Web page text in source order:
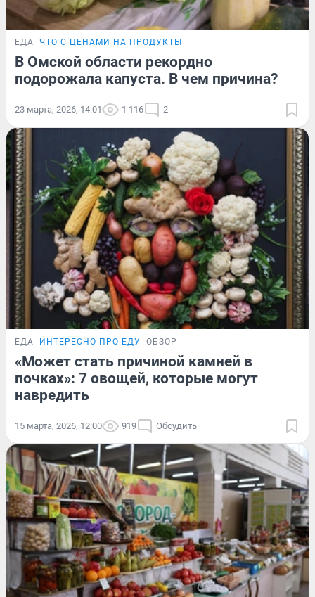
ЕДА ЧТО С ЦЕНАМИ НА ПРОДУКТЫ
В Омской области рекордно
подорожала капуста. В чем причина?
23 марта, 2026, 14:01 1 116 2
ЕДА ИНТЕРЕСНО ПРО ЕДУ ОБЗОР
«Может стать причиной камней в
почках»: 7 овощей, которые могут
навредить
15 марта, 2026, 12:00 919 Обсудить